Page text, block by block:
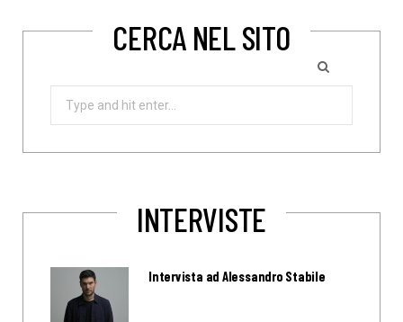
CERCA NEL SITO
INTERVISTE
Intervista ad Alessandro Stabile